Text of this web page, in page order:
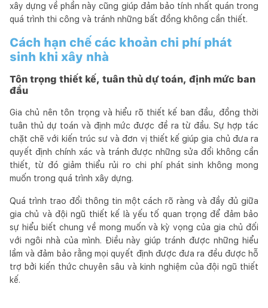
xây dựng về phần này cũng giúp đảm bảo tính nhất quán trong
quá trình thi công và tránh những bất đồng không cần thiết.
Cách hạn chế các khoản chi phí phát
sinh khi xây nhà
Tôn trọng thiết kế, tuân thủ dự toán, định mức ban
đầu
Gia chủ nên tôn trọng và hiểu rõ thiết kế ban đầu, đồng thời
tuân thủ dự toán và định mức được đề ra từ đầu. Sự hợp tác
chặt chẽ với kiến trúc sư và đơn vị thiết kế giúp gia chủ đưa ra
quyết định chính xác và tránh được những sửa đổi không cần
thiết, từ đó giảm thiểu rủi ro chi phí phát sinh không mong
muốn trong quá trình xây dựng.
Quá trình trao đổi thông tin một cách rõ ràng và đầy đủ giữa
gia chủ và đội ngũ thiết kế là yếu tố quan trọng để đảm bảo
sự hiểu biết chung về mong muốn và kỳ vọng của gia chủ đối
với ngôi nhà của mình. Điều này giúp tránh được những hiểu
lầm và đảm bảo rằng mọi quyết định được đưa ra đều được hỗ
trợ bởi kiến thức chuyên sâu và kinh nghiệm của đội ngũ thiết
kế.